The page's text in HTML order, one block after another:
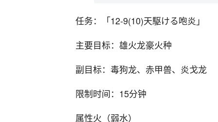
任务：「12-9(10)天駆ける咆炎」
主要目标：雄火龙豪火种
副目标：毒狗龙、赤甲兽、炎戈龙
限制时间：15分钟
属性火（弱水）